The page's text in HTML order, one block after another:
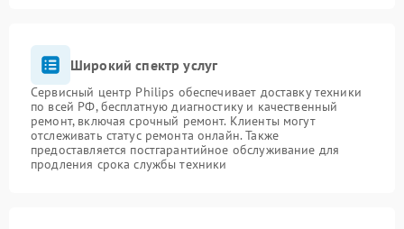
Широкий спектр услуг
Сервисный центр Philips обеспечивает доставку техники
по всей РФ, бесплатную диагностику и качественный
ремонт, включая срочный ремонт. Клиенты могут
отслеживать статус ремонта онлайн. Также
предоставляется постгарантийное обслуживание для
продления срока службы техники